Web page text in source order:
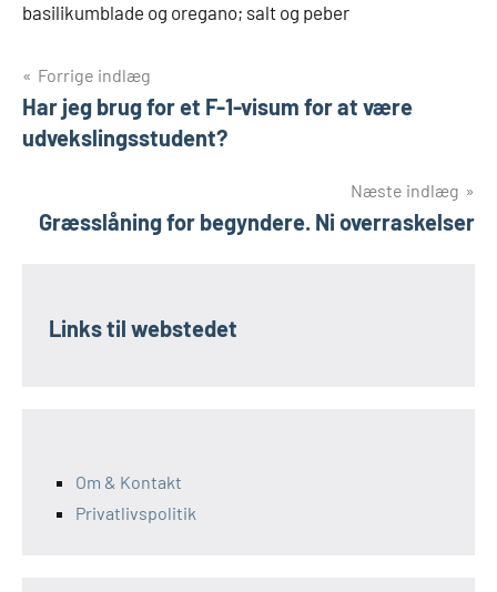
basilikumblade og oregano; salt og peber
Indlægsnavigation
Forrige indlæg
Har jeg brug for et F-1-visum for at være
udvekslingsstudent?
Næste indlæg
Græsslåning for begyndere. Ni overraskelser
Links til webstedet
Om & Kontakt
Privatlivspolitik